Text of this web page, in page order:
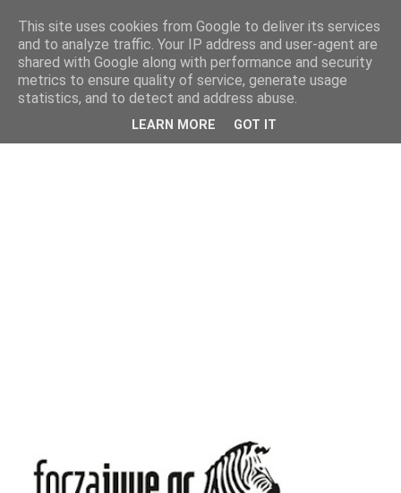
This site uses cookies from Google to deliver its services
and to analyze traffic. Your IP address and user-agent are
shared with Google along with performance and security
metrics to ensure quality of service, generate usage
statistics, and to detect and address abuse.
LEARN MORE GOT IT